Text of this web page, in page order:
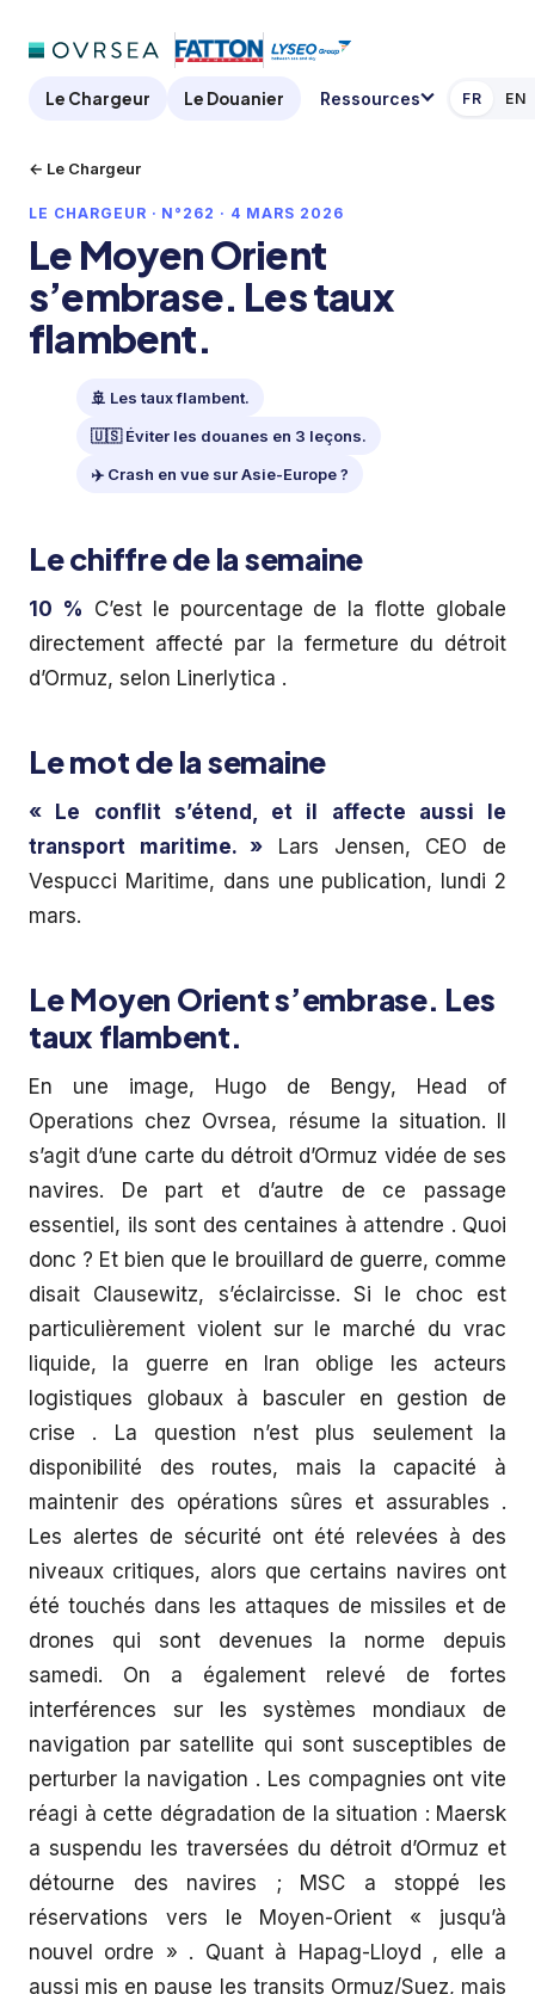
Le Chargeur Le Douanier Ressources FR EN
← Le Chargeur
LE CHARGEUR · N°262 · 4 MARS 2026
Le Moyen Orient
s’embrase. Les taux
flambent.
🚢 Les taux flambent.
🇺🇸 Éviter les douanes en 3 leçons.
✈️ Crash en vue sur Asie-Europe ?
Le chiffre de la semaine
10 % C’est le pourcentage de la flotte globale
directement affecté par la fermeture du détroit
d’Ormuz, selon Linerlytica .
Le mot de la semaine
« Le conflit s’étend, et il affecte aussi le
transport maritime. » Lars Jensen, CEO de
Vespucci Maritime, dans une publication, lundi 2
mars.
Le Moyen Orient s’embrase. Les
taux flambent.
En une image, Hugo de Bengy, Head of
Operations chez Ovrsea, résume la situation. Il
s’agit d’une carte du détroit d’Ormuz vidée de ses
navires. De part et d’autre de ce passage
essentiel, ils sont des centaines à attendre . Quoi
donc ? Et bien que le brouillard de guerre, comme
disait Clausewitz, s’éclaircisse. Si le choc est
particulièrement violent sur le marché du vrac
liquide, la guerre en Iran oblige les acteurs
logistiques globaux à basculer en gestion de
crise . La question n’est plus seulement la
disponibilité des routes, mais la capacité à
maintenir des opérations sûres et assurables .
Les alertes de sécurité ont été relevées à des
niveaux critiques, alors que certains navires ont
été touchés dans les attaques de missiles et de
drones qui sont devenues la norme depuis
samedi. On a également relevé de fortes
interférences sur les systèmes mondiaux de
navigation par satellite qui sont susceptibles de
perturber la navigation . Les compagnies ont vite
réagi à cette dégradation de la situation : Maersk
a suspendu les traversées du détroit d’Ormuz et
détourne des navires ; MSC a stoppé les
réservations vers le Moyen-Orient « jusqu’à
nouvel ordre » . Quant à Hapag-Lloyd , elle a
aussi mis en pause les transits Ormuz/Suez, mais